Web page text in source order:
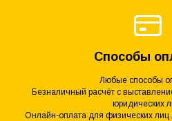
Способы
Любые способы
Безналичный расчёт с
юридических
Онлайн-оплата для физических лиц